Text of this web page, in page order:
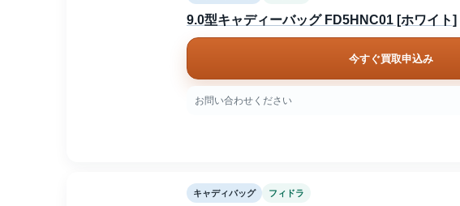
9.0型キャディーバッグ FD5HNC01 [ホワイト]
今すぐ買取申込み
お問い合わせください
キャディバッグ フィドラ